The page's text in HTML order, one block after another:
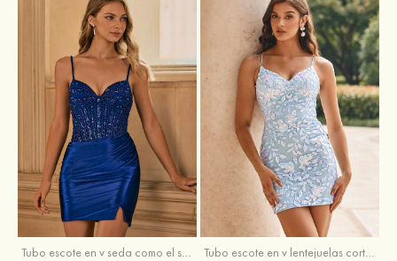
Tubo escote en v seda como el satén corto vestido para homecoming Tubo escote en v lentejuelas corto vestido para homecoming